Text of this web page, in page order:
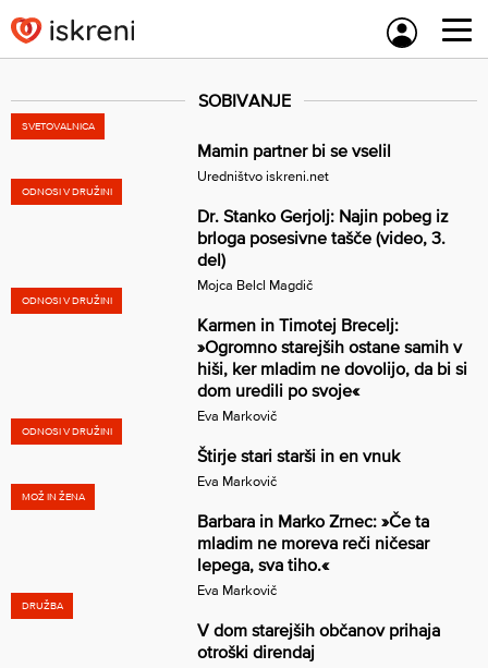
to
content
SOBIVANJE
SVETOVALNICA
Mamin partner bi se vselil
Uredništvo iskreni.net
ODNOSI V DRUŽINI
Dr. Stanko Gerjolj: Najin pobeg iz
brloga posesivne tašče (video, 3.
del)
Mojca Belcl Magdič
ODNOSI V DRUŽINI
Karmen in Timotej Brecelj:
»Ogromno starejših ostane samih v
hiši, ker mladim ne dovolijo, da bi si
dom uredili po svoje«
Eva Markovič
ODNOSI V DRUŽINI
Štirje stari starši in en vnuk
Eva Markovič
MOŽ IN ŽENA
Barbara in Marko Zrnec: »Če ta
mladim ne moreva reči ničesar
lepega, sva tiho.«
Eva Markovič
DRUŽBA
V dom starejših občanov prihaja
otroški direndaj